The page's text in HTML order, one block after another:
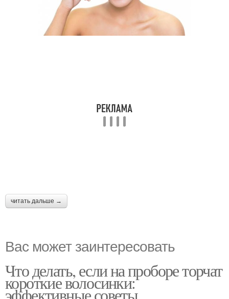
читать дальше →
Вас может заинтересовать
Что делать, если на проборе торчат
короткие волосинки: